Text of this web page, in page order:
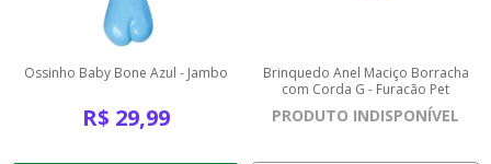
Ossinho Baby Bone Azul - Jambo
R$ 29,99
Brinquedo Anel Maciço Borracha
com Corda G - Furacão Pet
PRODUTO INDISPONÍVEL